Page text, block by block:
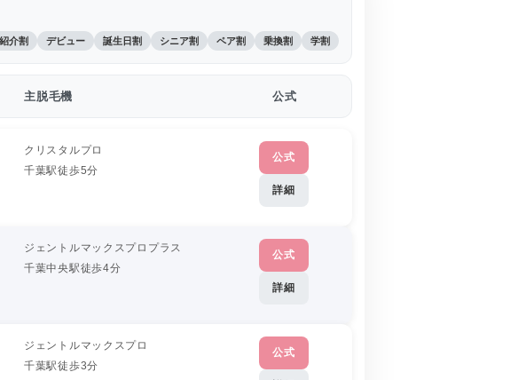
紹介割 デビュー 誕生日割 シニア割 ペア割 乗換割 学割
主脱毛機 公式
クリスタルプロ
千葉駅徒歩5分
公式
詳細
ジェントルマックスプロプラス
千葉中央駅徒歩4分
公式
詳細
ジェントルマックスプロ
千葉駅徒歩3分
公式